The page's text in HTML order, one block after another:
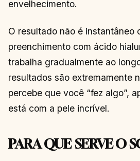
envelhecimento.
O resultado não é instantâneo
preenchimento com ácido
trabalha gradualmente ao
resultados são extremamente
percebe que você “fez algo”,
está com a pele incrível.
PARA QUE SERVE O